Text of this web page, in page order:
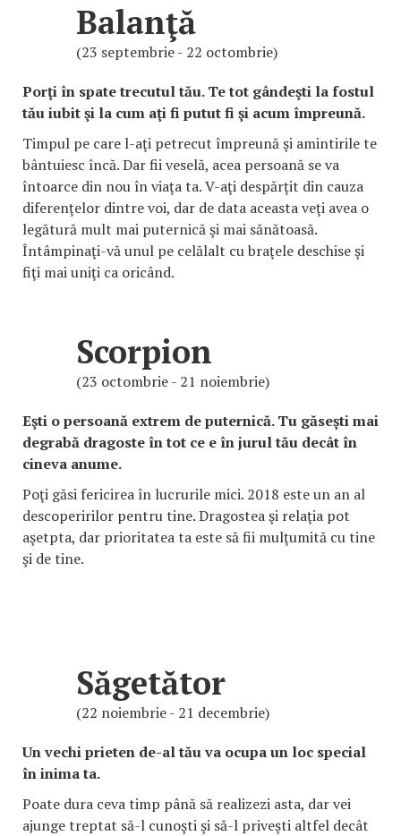
Balanţă
(23 septembrie - 22 octombrie)
Porţi în spate trecutul tău. Te tot gândeşti la fostul
tău iubit şi la cum aţi fi putut fi şi acum împreună.
Timpul pe care l-aţi petrecut împreună şi amintirile te
bântuiesc încă. Dar fii veselă, acea persoană se va
întoarce din nou în viaţa ta. V-aţi despărţit din cauza
diferenţelor dintre voi, dar de data aceasta veţi avea o
legătură mult mai puternică şi mai sănătoasă.
Întâmpinaţi-vă unul pe celălalt cu braţele deschise şi
fiţi mai uniţi ca oricând.
Scorpion
(23 octombrie - 21 noiembrie)
Eşti o persoană extrem de puternică. Tu găseşti mai
degrabă dragoste în tot ce e în jurul tău decât în
cineva anume.
Poţi găsi fericirea în lucrurile mici. 2018 este un an al
descoperirilor pentru tine. Dragostea şi relaţia pot
aşetpta, dar prioritatea ta este să fii mulţumită cu tine
şi de tine.
Săgetător
(22 noiembrie - 21 decembrie)
Un vechi prieten de-al tău va ocupa un loc special
în inima ta.
Poate dura ceva timp până să realizezi asta, dar vei
ajunge treptat să-l cunoşti şi să-l priveşti altfel decât